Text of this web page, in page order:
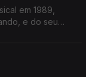
em 1989,
e do seu